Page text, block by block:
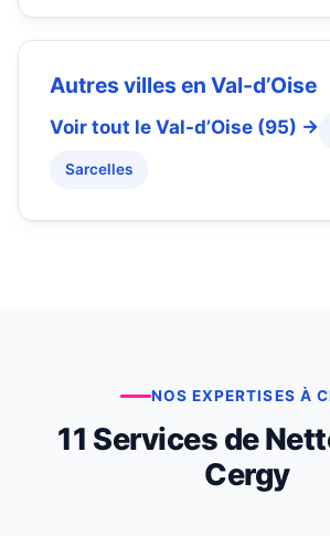
Autres villes en Val-d’Oise
Voir tout le Val-d’Oise (95) →
Sarcelles
NOS EXPERTISES À
11 Services de
Cergy